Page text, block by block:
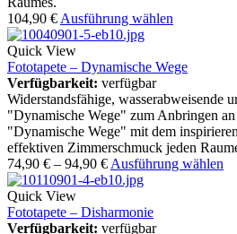
104,90 € Ausführung wählen
Quick View
Fototapete – Dynamische Wege
Verfügbarkeit: verfügbar
Widerstandsfähige, wasserabweisende
"Dynamische Wege" zum Anbringen
"Dynamische Wege" mit dem
effektiven Zimmerschmuck jeden
74,90 € – 94,90 € Ausführung wählen
Quick View
Fototapete – Disharmonie
Verfügbarkeit: verfügbar